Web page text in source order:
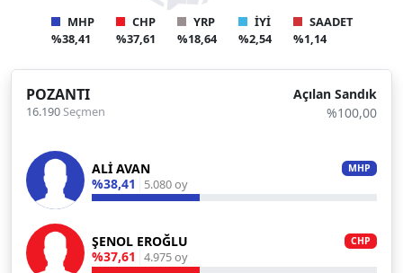
MHP
%38,41
CHP
%37,61
YRP
%18,64
İYİ
%2,54
SAADET
%1,14
POZANTI
16.190Seçmen
Açılan Sandık
%100,00
ALİ AVAN MHP
%38,41 5.080 oy
ŞENOL EROĞLU CHP
%37,61 4.975 oy